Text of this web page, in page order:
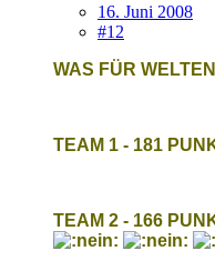
16. Juni 2008
#12
WAS FÜR
TEAM 1 - 181
TEAM 2 - 166